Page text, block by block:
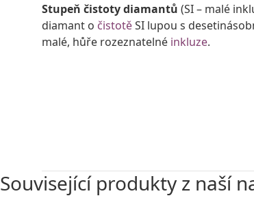
Stupeň čistoty diamantů (SI – malé
diamant o čistotěSI lupou s
malé, hůře rozeznatelné inkluze.
Související produkty z naší